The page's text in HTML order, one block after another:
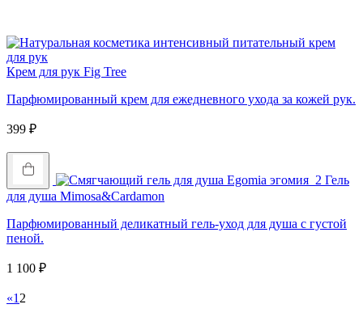
Крем для рук Fig Tree
Парфюмированный крем для ежедневного ухода за кожей рук.
399 ₽
Гель
для душа Mimosa&Cardamon
Парфюмированный деликатный гель-уход для душа с густой
пеной.
1 100 ₽
«1 2